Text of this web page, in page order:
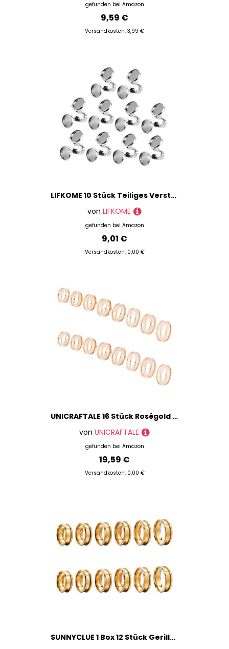
gefunden bei Amazon
9,59 €
Versandkosten: 3,99 €
LIFKOME 10 Stück Teiliges Verstellbares Ringrohling für Schmuckherstellung Silberfarbene Ringbasis DIY Schmuckzubehör für Individuelle Ringe und Bastelprojekte
von LIFKOME
gefunden bei Amazon
9,01 €
Versandkosten: 0,00 €
UNICRAFTALE 16 Stück Roségold Blanker Kernring 8 Größen Edelstahl Fingerring Für Inlay Runde Gerillte Leere Ringrohlinge Mit Samtbeuteln Für Die Schmuckherstellung
von UNICRAFTALE
gefunden bei Amazon
19,59 €
Versandkosten: 0,00 €
SUNNYCLUE 1 Box 12 Stück Gerillte Ringrohlinge Ringkerne Goldene Edelstahl Inlay Ringrohlinge US Größe 7/8/9/10/11/12 Fingerring Inlay Ringrohlinge Leere Ringrohlinge Für Männer Frauen Schmuckherstell